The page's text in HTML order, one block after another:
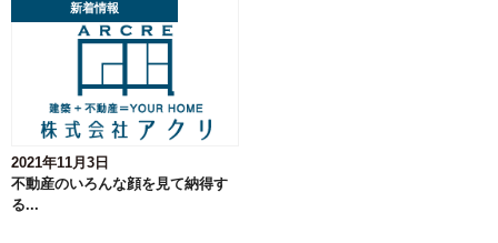
新着情報
2021年11月3日
不動産のいろんな顔を見て納得す
る...